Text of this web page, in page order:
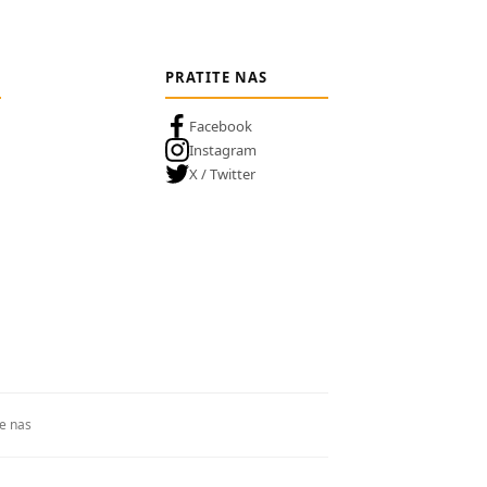
PRATITE NAS
Facebook
Instagram
X / Twitter
nas